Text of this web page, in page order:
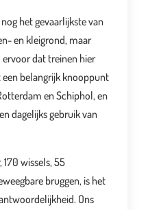
het gevaarlijkste van
en kleigrond, maar
dat treinen hier
belangrijk knooppunt
en Schiphol, en
dagelijks gebruik van
wissels, 55
bruggen, is het
Ons